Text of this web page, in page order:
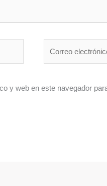
electrónico
y web en este navegador